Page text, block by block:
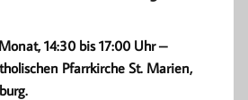
14:30 bis 17:00 Uhr –
Pfarrkirche St. Marien,